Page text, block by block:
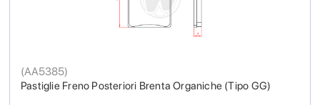
Pastiglie Freno Posteriori Brenta Organiche (Tipo GG)
(AA5385)